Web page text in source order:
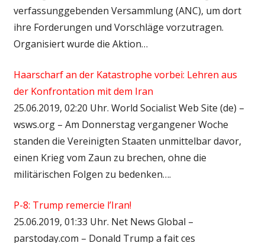
verfassunggebenden Versammlung (ANC), um dort
ihre Forderungen und Vorschläge vorzutragen.
Organisiert wurde die Aktion…
Haarscharf an der Katastrophe vorbei: Lehren aus
der Konfrontation mit dem Iran
25.06.2019, 02:20 Uhr. World Socialist Web Site (de) –
wsws.org – Am Donnerstag vergangener Woche
standen die Vereinigten Staaten unmittelbar davor,
einen Krieg vom Zaun zu brechen, ohne die
militärischen Folgen zu bedenken….
P-8: Trump remercie l’Iran!
25.06.2019, 01:33 Uhr. Net News Global –
parstoday.com – Donald Trump a fait ces